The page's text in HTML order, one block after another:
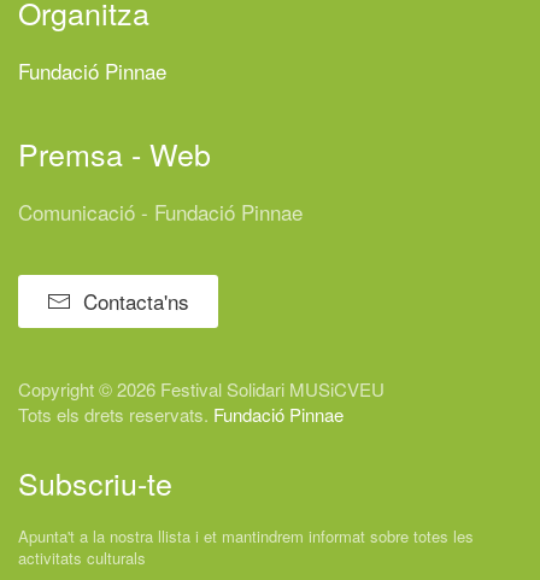
Organitza
Fundació Pinnae
Premsa - Web
Comunicació - Fundació Pinnae
Contacta'ns
Copyright © 2026 Festival Solidari MUSiCVEU
Tots els drets reservats. Fundació Pinnae
Subscriu-te
Apunta't a la nostra llista i et mantindrem informat sobre totes les
activitats culturals